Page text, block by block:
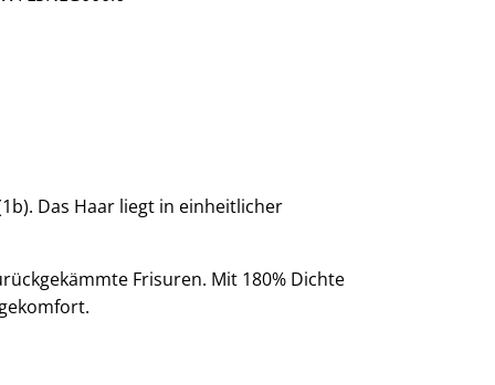
Das Haar liegt in einheitlicher
Frisuren. Mit 180% Dichte